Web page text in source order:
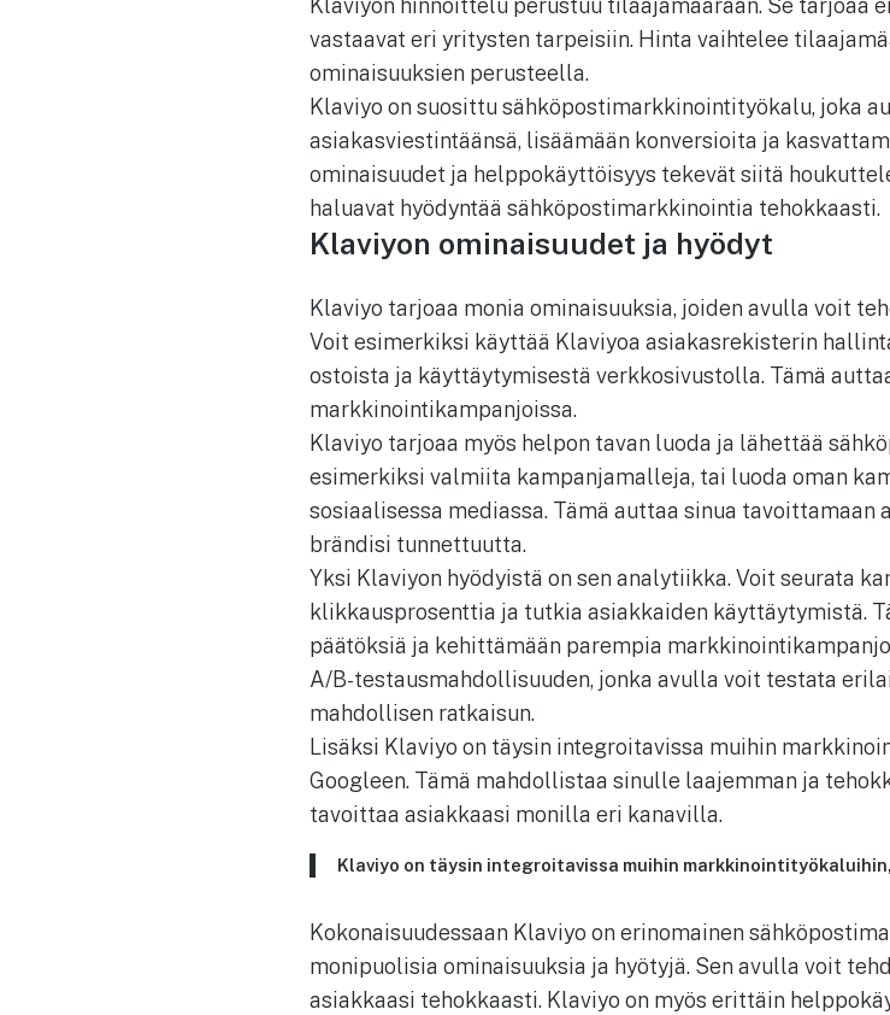
Klaviyon hinnoittelu perustuu tilaajamäärään. Se tarjoaa
vastaavat eri yritysten tarpeisiin. Hinta vaihtelee
ominaisuuksien perusteella.
Klaviyo on suosittu sähköpostimarkkinointityökalu, joka
asiakasviestintäänsä, lisäämään konversioita ja
ominaisuudet ja helppokäyttöisyys tekevät siitä
haluavat hyödyntää sähköpostimarkkinointia tehokkaasti.
Klaviyon ominaisuudet ja hyödyt
Klaviyo tarjoaa monia ominaisuuksia, joiden avulla voit
Voit esimerkiksi käyttää Klaviyoa asiakasrekisterin
ostoista ja käyttäytymisestä verkkosivustolla. Tämä
markkinointikampanjoissa.
Klaviyo tarjoaa myös helpon tavan luoda ja lähettää
esimerkiksi valmiita kampanjamalleja, tai luoda oman
sosiaalisessa mediassa. Tämä auttaa sinua
brändisi tunnettuutta.
Yksi Klaviyon hyödyistä on sen analytiikka. Voit seurata
klikkausprosenttia ja tutkia asiakkaiden käyttäytymistä.
päätöksiä ja kehittämään parempia
A/B-testausmahdollisuuden, jonka avulla voit testata
mahdollisen ratkaisun.
Lisäksi Klaviyo on täysin integroitavissa muihin
Googleen. Tämä mahdollistaa sinulle laajemman ja
tavoittaa asiakkaasi monilla eri kanavilla.
Klaviyo on täysin integroitavissa muihin
Kokonaisuudessaan Klaviyo on erinomainen
monipuolisia ominaisuuksia ja hyötyjä. Sen avulla voit
asiakkaasi tehokkaasti. Klaviyo on myös erittäin